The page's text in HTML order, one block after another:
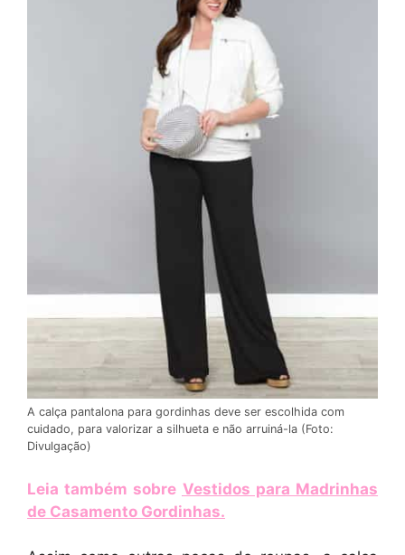
A calça pantalona para gordinhas deve ser escolhida com
cuidado, para valorizar a silhueta e não arruiná-la (Foto:
Divulgação)
Leia também sobre Vestidos para Madrinhas
de Casamento Gordinhas.